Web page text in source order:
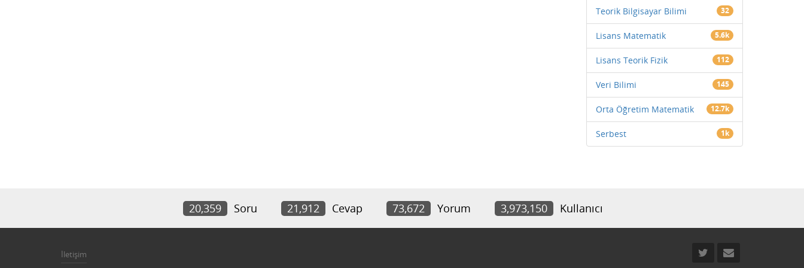
Teorik Bilgisayar Bilimi 32
Lisans Matematik 5.6k
Lisans Teorik Fizik 112
Veri Bilimi 145
Orta Öğretim Matematik 12.7k
Serbest 1k
20,359 Soru 21,912 Cevap 73,672 Yorum 3,973,150 Kullanıcı
İletişim